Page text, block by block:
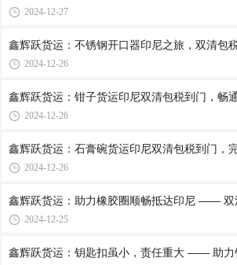
2024-12-27
鑫辉跃货运：不锈钢开口器印尼之旅，双清包
2024-12-26
鑫辉跃货运：钳子货运印尼双清包税到门，畅
2024-12-26
鑫辉跃货运：石膏碗货运印尼双清包税到门，
2024-12-26
鑫辉跃货运：助力橡胶圈顺畅抵达印尼 —— 双
2024-12-25
鑫辉跃货运：钥匙扣虽小，责任重大 —— 助力